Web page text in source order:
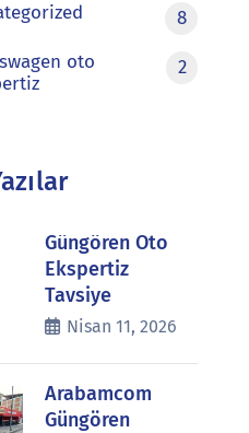
8
oto
2
Güngören Oto
Ekspertiz
Tavsiye
Nisan 11, 2026
Arabamcom
Güngören